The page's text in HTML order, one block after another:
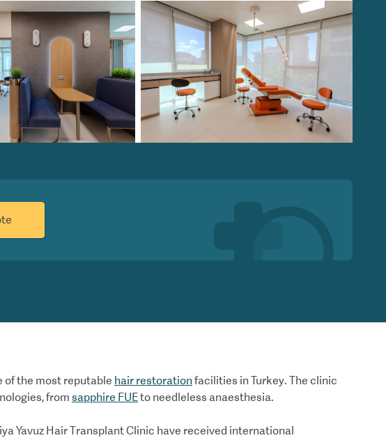
of the most reputable hair restorationfacilities in Turkey. The clinic
from sapphire FUEto needleless anaesthesia.
Yavuz Hair Transplant Clinic have received international